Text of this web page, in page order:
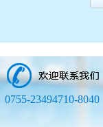
0755-23494710-8040